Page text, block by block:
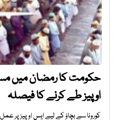
حکومت کا رمضان میں
اوپیز طے کرنے کا فیصلہ
کورونا سے بچاؤ کے لیے ایس اوپیز پر